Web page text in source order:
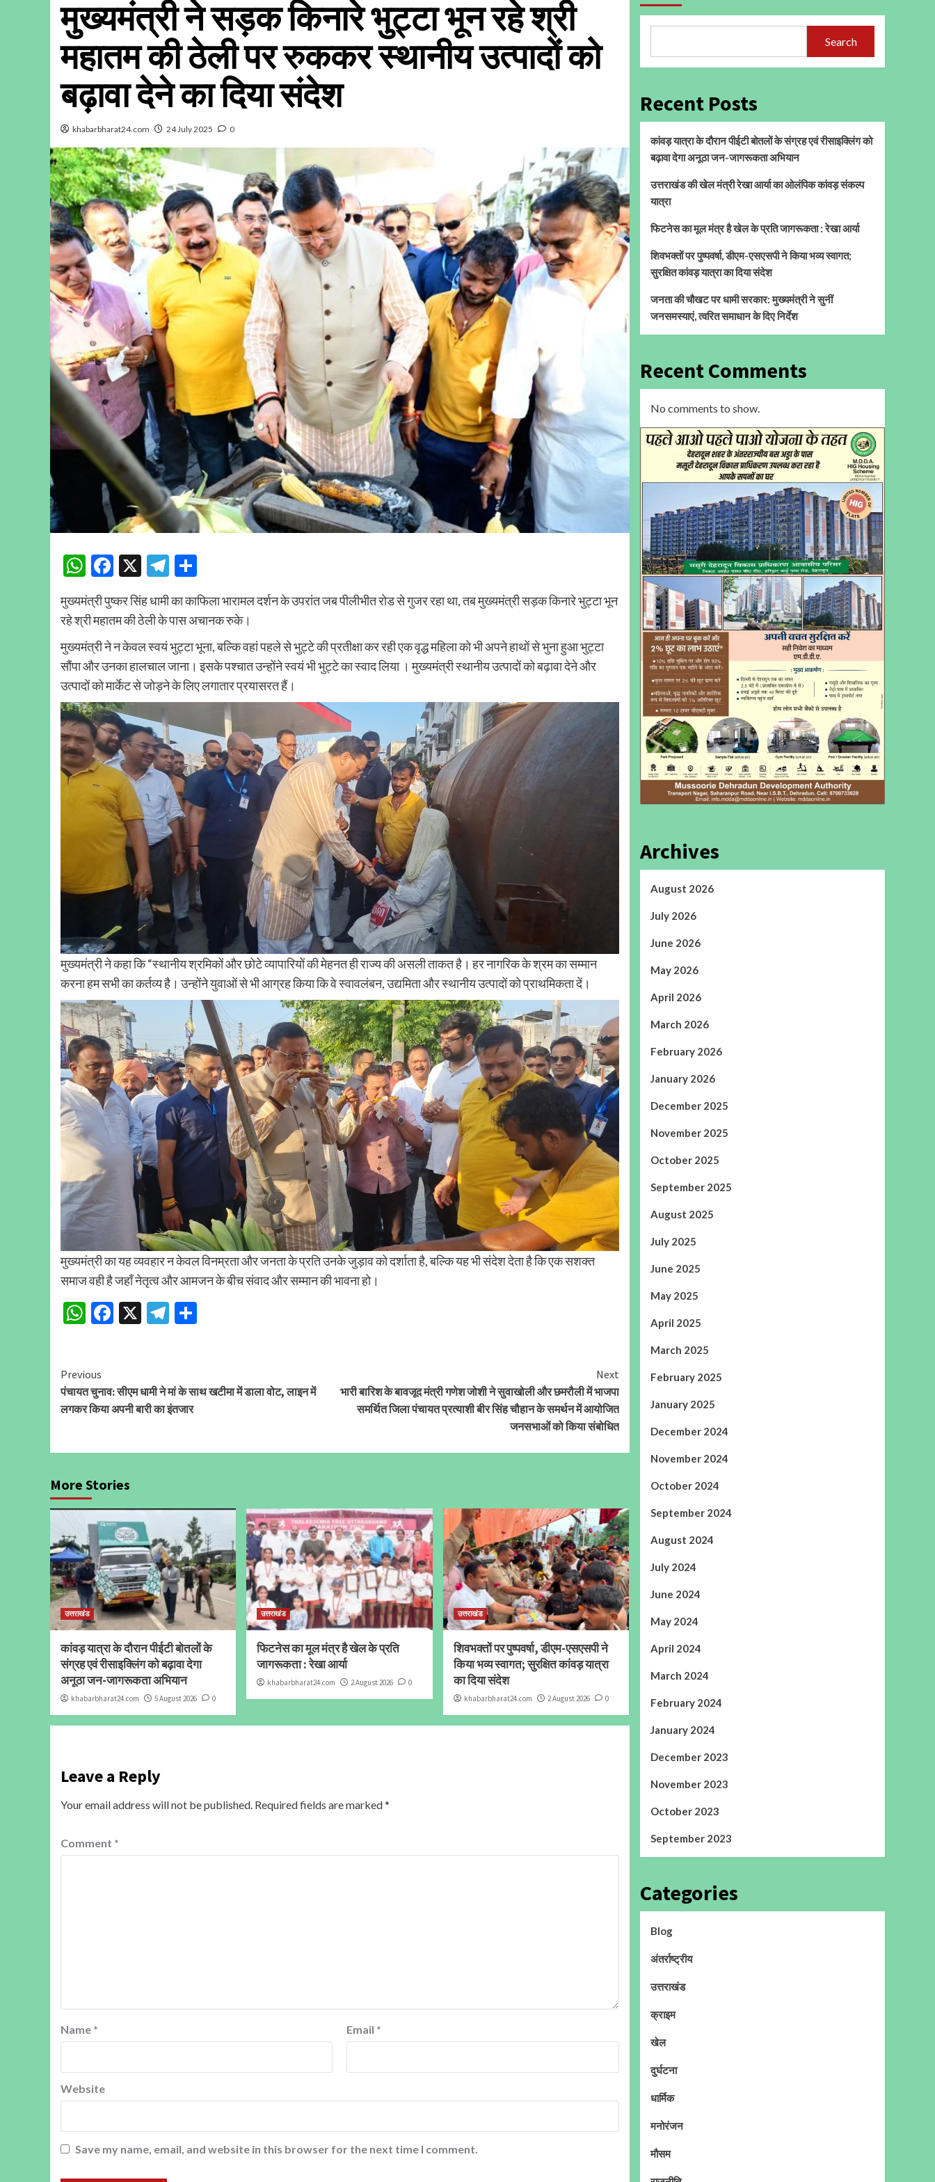
मुख्यमंत्री ने सड़क किनारे भुट्टा भून रहे श्री
महातम की ठेली पर रुककर स्थानीय उत्पादों को
बढ़ावा देने का दिया संदेश
khabarbharat24.com 24 July 2025 0
WhatsApp
Facebook
X Telegram
मुख्यमंत्री पुष्कर सिंह धामी का काफिला भारामल दर्शन के उपरांत जब पीलीभीत रोड से गुजर रहा था, तब मुख्यमंत्री सड़क किनारे भुट्टा भून
रहे श्री महातम की ठेली के पास अचानक रुके।
मुख्यमंत्री ने न केवल स्वयं भुट्टा भूना, बल्कि वहां पहले से भुट्टे की प्रतीक्षा कर रही एक वृद्ध महिला को भी अपने हाथों से भुना हुआ भुट्टा
सौंपा और उनका हालचाल जाना। इसके पश्चात उन्होंने स्वयं भी भुट्टे का स्वाद लिया । मुख्यमंत्री स्थानीय उत्पादों को बढ़ावा देने और
उत्पादों को मार्केट से जोड़ने के लिए लगातार प्रयासरत हैं।
मुख्यमंत्री ने कहा कि “स्थानीय श्रमिकों और छोटे व्यापारियों की मेहनत ही राज्य की असली ताकत है। हर नागरिक के श्रम का सम्मान
करना हम सभी का कर्तव्य है। उन्होंने युवाओं से भी आग्रह किया कि वे स्वावलंबन, उद्यमिता और स्थानीय उत्पादों को प्राथमिकता दें।
मुख्यमंत्री का यह व्यवहार न केवल विनम्रता और जनता के प्रति उनके जुड़ाव को दर्शाता है, बल्कि यह भी संदेश देता है कि एक सशक्त
समाज वही है जहाँ नेतृत्व और आमजन के बीच संवाद और सम्मान की भावना हो।
WhatsApp
Facebook
X Telegram
Continue
Reading
Previous
पंचायत चुनाव: सीएम धामी ने मां के साथ खटीमा में डाला वोट, लाइन में
लगकर किया अपनी बारी का इंतजार
Next
भारी बारिश के बावजूद मंत्री गणेश जोशी ने सुवाखोली और छमरौली में भाजपा
समर्थित जिला पंचायत प्रत्याशी बीर सिंह चौहान के समर्थन में आयोजित
जनसभाओं को किया संबोधित
More Stories
उत्तराखंड
कांवड़ यात्रा के दौरान पीईटी बोतलों के
संग्रह एवं रीसाइक्लिंग को बढ़ावा देगा
अनूठा जन-जागरूकता अभियान
khabarbharat24.com 5 August 2026 0
उत्तराखंड
फिटनेस का मूल मंत्र है खेल के प्रति
जागरूकता : रेखा आर्या
khabarbharat24.com 2 August 2026 0
उत्तराखंड
शिवभक्तों पर पुष्पवर्षा, डीएम-एसएसपी ने
किया भव्य स्वागत; सुरक्षित कांवड़ यात्रा
का दिया संदेश
khabarbharat24.com 2 August 2026 0
Leave a Reply
Your email address will not be published. Required fields are marked*
Comment *
Name * Email *
Website
Save my name, email, and website in this browser for the next time I comment.
Search
Recent Posts
कांवड़ यात्रा के दौरान पीईटी बोतलों के संग्रह एवं रीसाइक्लिंग को
बढ़ावा देगा अनूठा जन-जागरूकता अभियान
उत्तराखंड की खेल मंत्री रेखा आर्या का ओलंपिक कांवड़ संकल्प
यात्रा
फिटनेस का मूल मंत्र है खेल के प्रति जागरूकता : रेखा आर्या
शिवभक्तों पर पुष्पवर्षा, डीएम-एसएसपी ने किया भव्य स्वागत;
सुरक्षित कांवड़ यात्रा का दिया संदेश
जनता की चौखट पर धामी सरकार: मुख्यमंत्री ने सुनीं
जनसमस्याएं, त्वरित समाधान के दिए निर्देश
Recent Comments
No comments to show.
Archives
August 2026
July 2026
June 2026
May 2026
April 2026
March 2026
February 2026
January 2026
December 2025
November 2025
October 2025
September 2025
August 2025
July 2025
June 2025
May 2025
April 2025
March 2025
February 2025
January 2025
December 2024
November 2024
October 2024
September 2024
August 2024
July 2024
June 2024
May 2024
April 2024
March 2024
February 2024
January 2024
December 2023
November 2023
October 2023
September 2023
Categories
Blog
अंतर्राष्ट्रीय
उत्तराखंड
क्राइम
खेल
दुर्घटना
धार्मिक
मनोरंजन
मौसम